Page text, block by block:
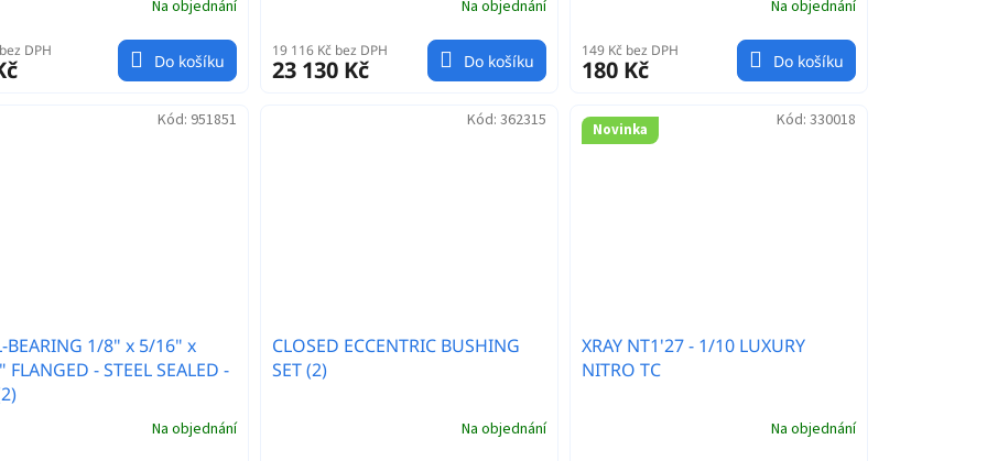
Na objednání
DPH
Do košíku
Na objednání
19 116 Kč bez DPH
23 130 Kč Do košíku
Na objednání
149 Kč bez DPH
180 Kč Do košíku
BEARING 1/8" x 5/16" x
FLANGED - STEEL SEALED -
Na objednání
Kód: 951851
CLOSED ECCENTRIC BUSHING
SET (2)
Na objednání
Kód: 362315 Novinka
XRAY NT1'27 - 1/10 LUXURY
NITRO TC
Na objednání
Kód: 330018